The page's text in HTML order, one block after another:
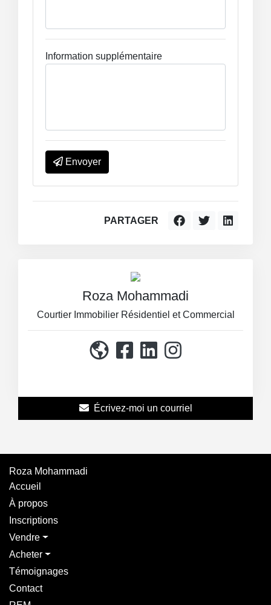
Information supplémentaire
Envoyer
PARTAGER
Roza Mohammadi
Courtier Immobilier Résidentiel et Commercial
Écrivez-moi un courriel
Roza Mohammadi
Accueil
À propos
Inscriptions
Vendre
Acheter
Témoignages
Contact